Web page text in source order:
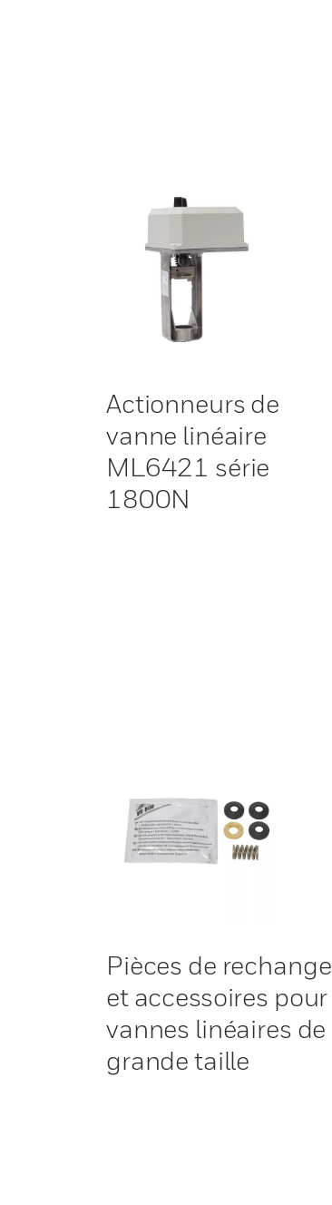
Actionneurs de
vanne linéaire
ML6421 série
1800N
Pièces de rechange
et accessoires pour
vannes linéaires de
grande taille